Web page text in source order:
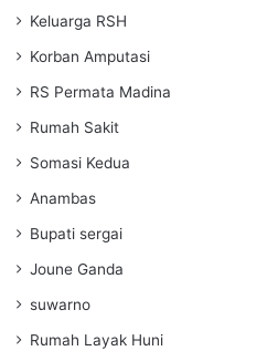
Keluarga RSH
Korban Amputasi
RS Permata Madina
Rumah Sakit
Somasi Kedua
Anambas
Bupati sergai
Joune Ganda
suwarno
Rumah Layak Huni